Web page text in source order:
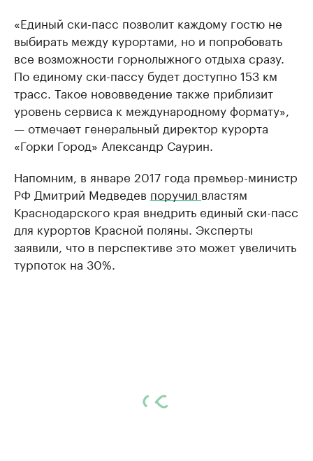
«Единый ски-пасс позволит каждому гостю не
выбирать между курортами, но и попробовать
все возможности горнолыжного отдыха сразу.
По единому ски-пассу будет доступно 153 км
трасс. Такое нововведение также приблизит
уровень сервиса к международному формату»,
— отмечает генеральный директор курорта
«Горки Город» Александр Саурин.
Напомним, в январе 2017 года премьер-министр
РФ Дмитрий Медведев поручил властям
Краснодарского края внедрить единый ски-пасс
для курортов Красной поляны. Эксперты
заявили, что в перспективе это может увеличить
турпоток на 30%.